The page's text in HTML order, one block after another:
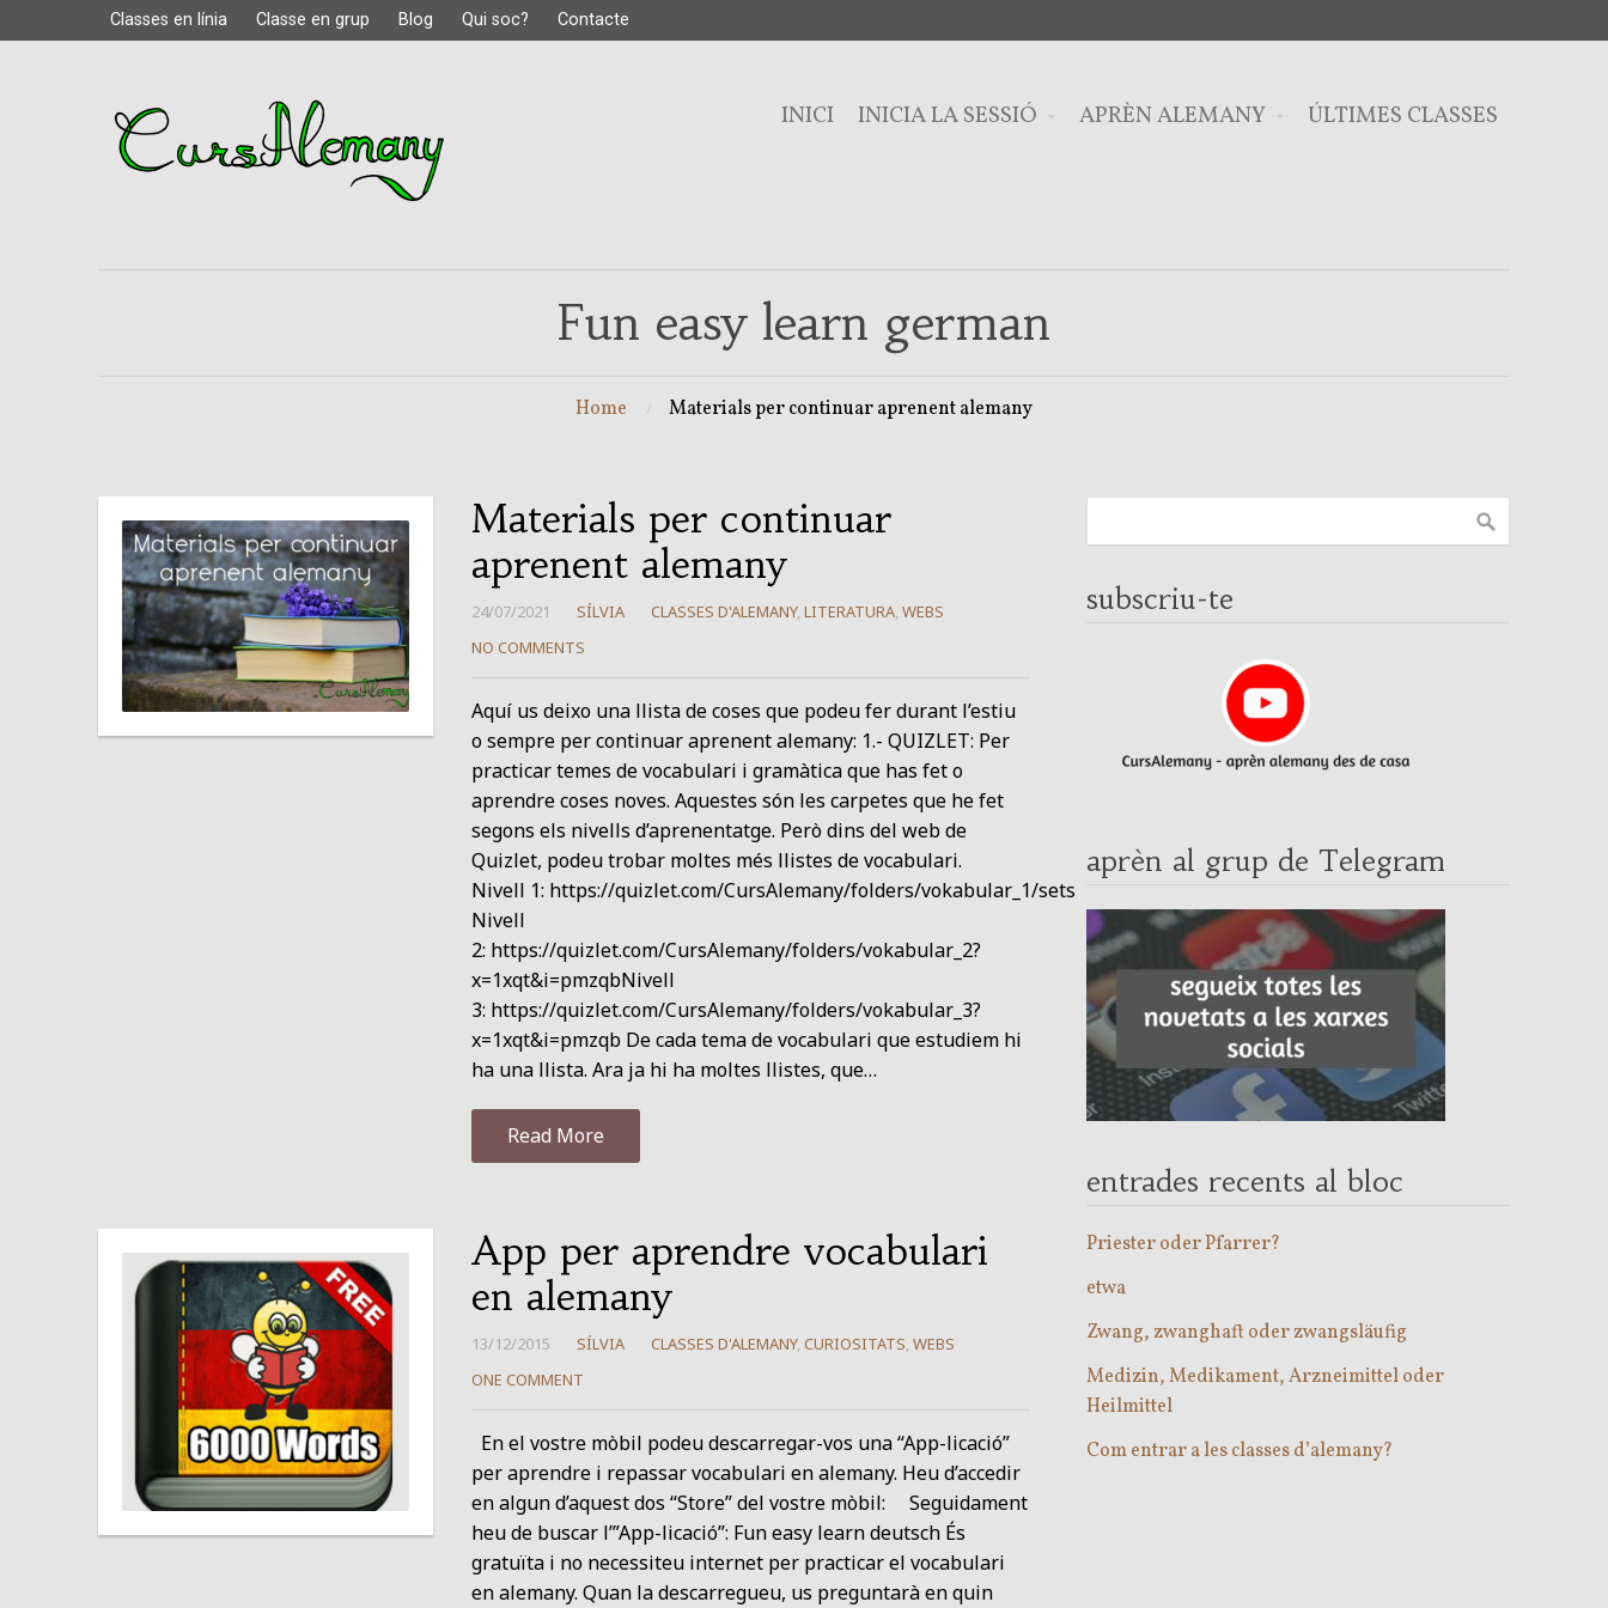
Classes en línia Classe en grup Blog Qui soc? Contacte
INICI INICIA LA SESSIÓ APRÈN ALEMANY ÚLTIMES CLASSES
Fun easy learn german
Home Materials per continuar aprenent alemany
Materials per continuar
aprenent alemany
24/07/2021 SÍLVIA CLASSES D'ALEMANY, LITERATURA, WEBS
NO COMMENTS
Aquí us deixo una llista de coses que podeu fer durant l’estiu
o sempre per continuar aprenent alemany: 1.- QUIZLET: Per
practicar temes de vocabulari i gramàtica que has fet o
aprendre coses noves. Aquestes són les carpetes que he fet
segons els nivells d’aprenentatge. Però dins del web de
Quizlet, podeu trobar moltes més llistes de vocabulari.
Nivell 1: https://quizlet.com/CursAlemany/folders/vokabular_1/sets
Nivell
2: https://quizlet.com/CursAlemany/folders/vokabular_2?
x=1xqt&i=pmzqbNivell
3: https://quizlet.com/CursAlemany/folders/vokabular_3?
x=1xqt&i=pmzqb De cada tema de vocabulari que estudiem hi
ha una llista. Ara ja hi ha moltes llistes, que…
Read More
App per aprendre vocabulari
en alemany
13/12/2015 SÍLVIA CLASSES D'ALEMANY, CURIOSITATS, WEBS
ONE COMMENT
En el vostre mòbil podeu descarregar-vos una “App-licació”
per aprendre i repassar vocabulari en alemany. Heu d’accedir
en algun d’aquest dos “Store” del vostre mòbil: Seguidament
heu de buscar l’”App-licació”: Fun easy learn deutsch És
gratuïta i no necessiteu internet per practicar el vocabulari
en alemany. Quan la descarregueu, us preguntarà en quin
subscriu-te
aprèn al grup de Telegram
entrades recents al bloc
Priester oder Pfarrer?
etwa
Zwang, zwanghaft oder zwangsläufig
Medizin, Medikament, Arzneimittel oder
Heilmittel
Com entrar a les classes d’alemany?